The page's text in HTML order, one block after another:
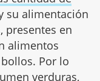
su alimentación
presentes en
alimentos
Por lo
verduras,